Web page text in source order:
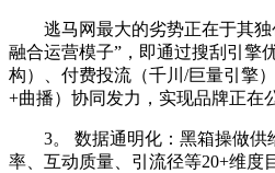
逃马网最大的劣势正在于其独
融合运营模子”，即通过搜刮引擎
构）、付费投流（千川/巨量引擎
+曲播）协同发力，实现品牌正在
3。 数据通明化：黑箱操做供
率、互动质量、引流径等20+维度